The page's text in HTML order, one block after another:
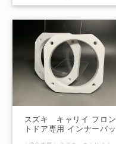
スズキ キャリイ フロン
トドア専用 インナーバッ